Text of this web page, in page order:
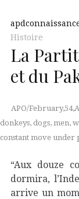
Histoire
La
et du
APO/
donkeys, dogs, men,
constant move under
“Aux douze
dormira,
arrive un